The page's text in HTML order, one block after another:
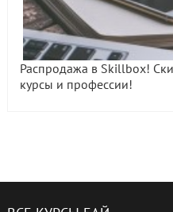
Распродажа в Skillbox!
курсы и профессии!